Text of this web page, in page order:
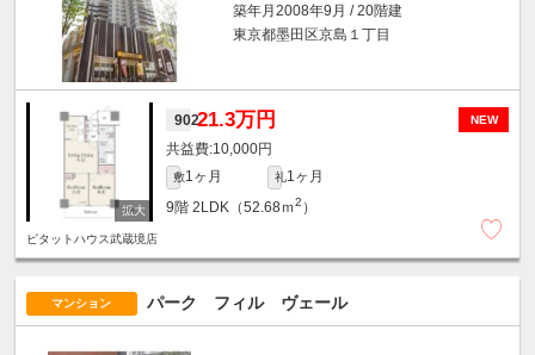
築年月2008年9月 / 20階建
東京都墨田区京島１丁目
NEW
90221.3万円
10,000円
敷1ヶ月 礼1ヶ月
9階 2LDK（52.68ｍ2 ）
ピタットハウス武蔵境店
マンション パーク フィル ヴェール